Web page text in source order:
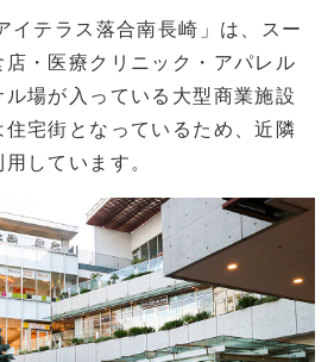
イテラス落合南長崎」は、スー
・医療クリニック・アパレル
場が入っている大型商業施設
宅街となっているため、近隣
しています。